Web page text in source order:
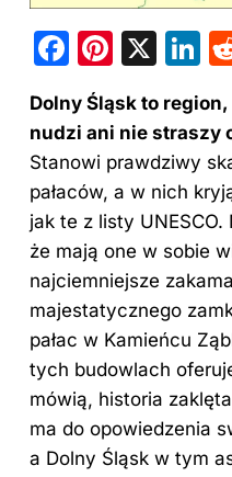
F
c
e
b
o
o
k
Pi
er
e
st
X
Li
k
e
dI
n
Dolny Śląsk to
nudzi ani nie straszy
Stanowi prawdziwy
pałaców, a w nich
jak te z listy
że mają one w sobie
najciemniejsze
majestatycznego
pałac w Kamieńcu
tych budowlach
mówią, historia
ma do opowiedzenia
a Dolny Śląsk w tym